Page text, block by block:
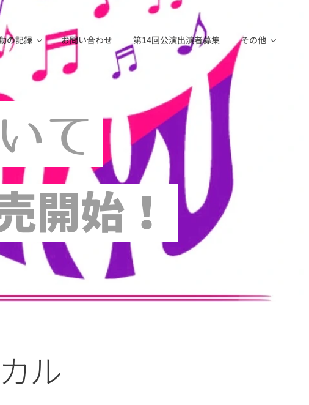
の記録 お問い合わせ 第14回公演出演者募集 その他
て
開始！
ル